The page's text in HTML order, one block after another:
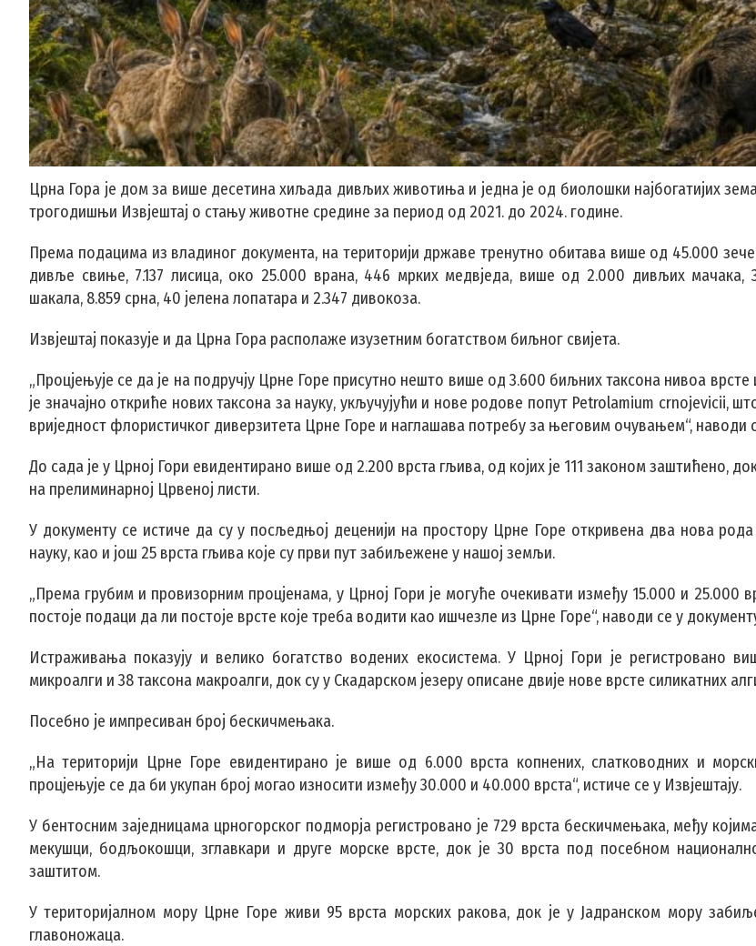
Црна Гора је дом за више десетина хиљада дивљих животиња и једна је од биолошки најбогатијих
трогодишњи Извјештај о стању животне средине за период од 2021. до 2024. године.
Према подацима из владиног документа, на територији државе тренутно обитава више од 45.000
дивље свиње, 7.137 лисица, око 25.000 врана, 446 мрких медвједа, више од 2.000 дивљих мачака,
шакала, 8.859 срна, 40 јелена лопатара и 2.347 дивокоза.
Извјештај показује и да Црна Гора располаже изузетним богатством биљног свијета.
„Процјењује се да је на подручју Црне Горе присутно нешто више од 3.600 биљних таксона нивоа
је значајно откриће нових таксона за науку, укључујући и нове родове попут Petrolamium crnojevicii,
вриједност флористичког диверзитета Црне Горе и наглашава потребу за његовим очувањем“, наводи
До сада је у Црној Гори евидентирано више од 2.200 врста гљива, од којих је 111 законом заштићено,
на прелиминарној Црвеној листи.
У документу се истиче да су у посљедњој деценији на простору Црне Горе откривена два нова
науку, као и још 25 врста гљива које су први пут забиљежене у нашој земљи.
„Према грубим и провизорним процјенама, у Црној Гори је могуће очекивати између 15.000 и 25.000
постоје подаци да ли постоје врсте које треба водити као ишчезле из Црне Горе“, наводи се у
Истраживања показују и велико богатство водених екосистема. У Црној Гори је регистровано
микроалги и 38 таксона макроалги, док су у Скадарском језеру описане двије нове врсте силикатних
Посебно је импресиван број бескичмењака.
„На територији Црне Горе евидентирано је више од 6.000 врста копнених, слатководних и
процјењује се да би укупан број могао износити између 30.000 и 40.000 врста“, истиче се у Извјештају.
У бентосним заједницама црногорског подморја регистровано је 729 врста бескичмењака, међу
мекушци, бодљокошци, зглавкари и друге морске врсте, док је 30 врста под посебном
заштитом.
У територијалном мору Црне Горе живи 95 врста морских ракова, док је у Јадранском мору
главоножаца.